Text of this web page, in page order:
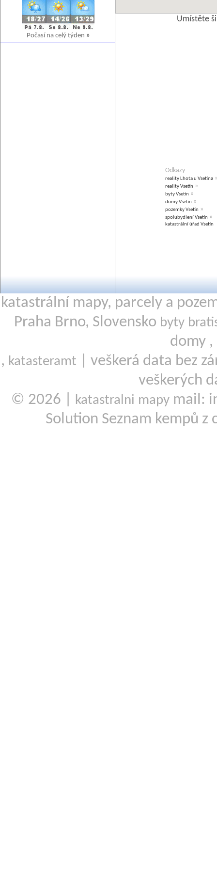
Počasí na celý týden »
Umístěte
Odkazy
reality Lhota u Vsetína
reality Vsetín »
byty Vsetín »
domy Vsetín »
pozemky Vsetín »
spolubydlení Vsetín »
katastrální úřad Vsetín
katastrální mapy, parcely a
Praha Brno, Slovensko byty
domy ,
, katasteramt
| veškerá data bez
veškerých
© 2026 |
katastralni mapy mail:
Solution Seznam kempů z